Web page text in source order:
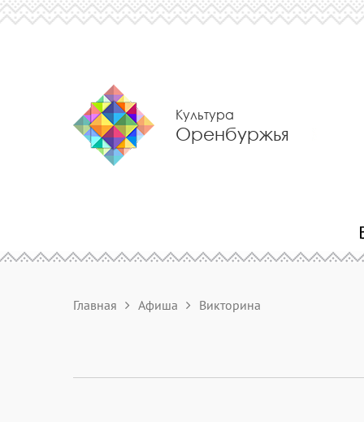
Культура
Оренбуржья
Главная Афиша Викторина